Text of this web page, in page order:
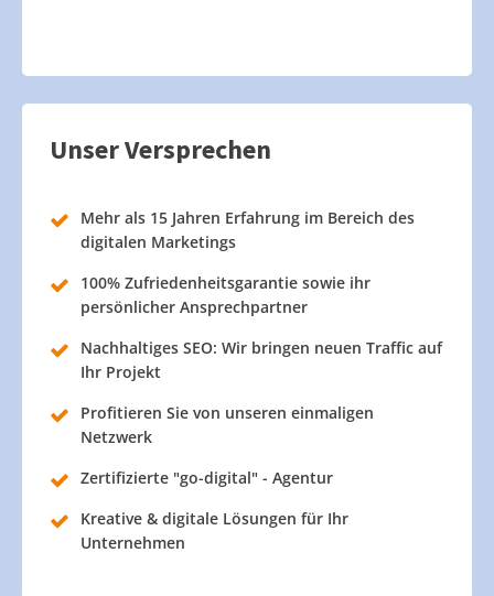
Unser Versprechen
Mehr als 15 Jahren Erfahrung im Bereich des
digitalen Marketings
100% Zufriedenheitsgarantie sowie ihr
persönlicher Ansprechpartner
Nachhaltiges SEO: Wir bringen neuen Traffic auf
Ihr Projekt
Profitieren Sie von unseren einmaligen
Netzwerk
Zertifizierte "go-digital" - Agentur
Kreative & digitale Lösungen für Ihr
Unternehmen